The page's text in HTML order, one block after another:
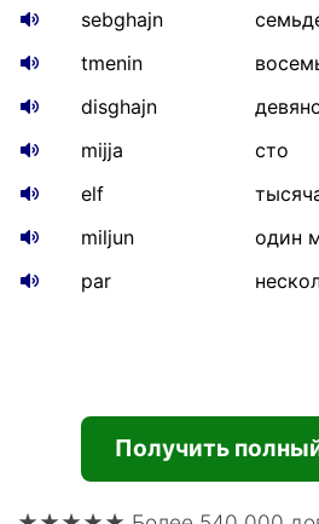
sebghajn
tmenin
disghajn
mijja
сто
elf
miljun
один
par
Получить